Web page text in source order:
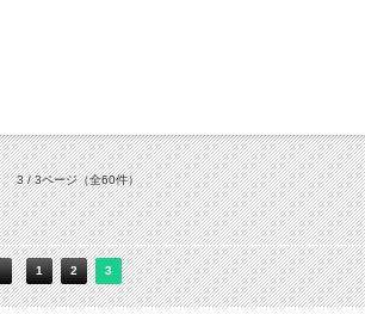
3 / 3ページ（全60件）
1 2 3